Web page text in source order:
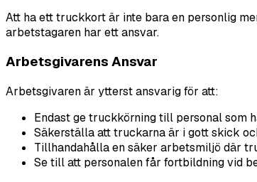
Att ha ett truckkort är inte bara en personlig
arbetstagaren har ett ansvar.
Arbetsgivarens Ansvar
Arbetsgivaren är ytterst ansvarig för att:
Endast ge truckkörning till personal som
Säkerställa att truckarna är i gott skick
Tillhandahålla en säker arbetsmiljö där
Se till att personalen får fortbildning vid